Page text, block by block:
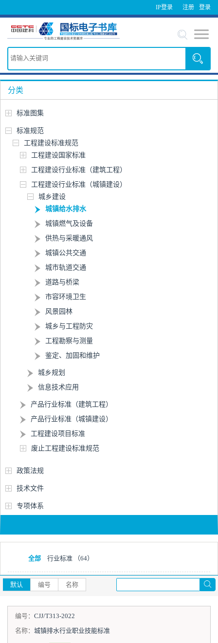
IP登录 登录
注册
分类
标准图集
标准规范
工程建设标准规范
工程建设国家标准
工程建设行业标准（建筑工程）
工程建设行业标准（城镇建设）
城乡建设
城镇给水排水
城镇燃气及设备
供热与采暖通风
城镇公共交通
城市轨道交通
道路与桥梁
市容环境卫生
风景园林
城乡与工程防灾
工程勘察与测量
鉴定、加固和维护
城乡规划
信息技术应用
产品行业标准（建筑工程）
产品行业标准（城镇建设）
工程建设项目标准
废止工程建设标准规范
政策法规
技术文件
专项体系
全部 行业标准 （64）
默认 编号 名称
编号： CJJ/T313-2022
名称： 城镇排水行业职业技能标准